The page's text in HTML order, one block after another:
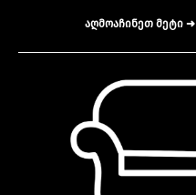
აღმოაჩინეთ მეტი ➜